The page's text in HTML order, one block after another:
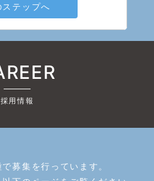
ステップへ
採用情報
募集を行っています。